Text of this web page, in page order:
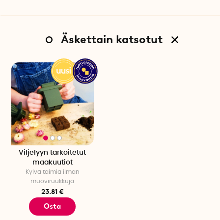
Valmistusmaa: Ruotsi
Kappaleita per pakkaus: 1 kplÄskettain katsotut
Viljelyyn tarkoitetut
maakuutiot
Kylvä taimia ilman
muoviruukkuja
23.81 €
Osta